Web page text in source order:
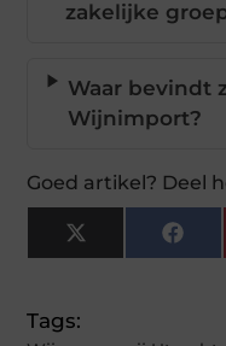
zakelijke
Waar bevindt
Wijnimport?
Goed artikel? Deel
X
(Twitter)
Tags: